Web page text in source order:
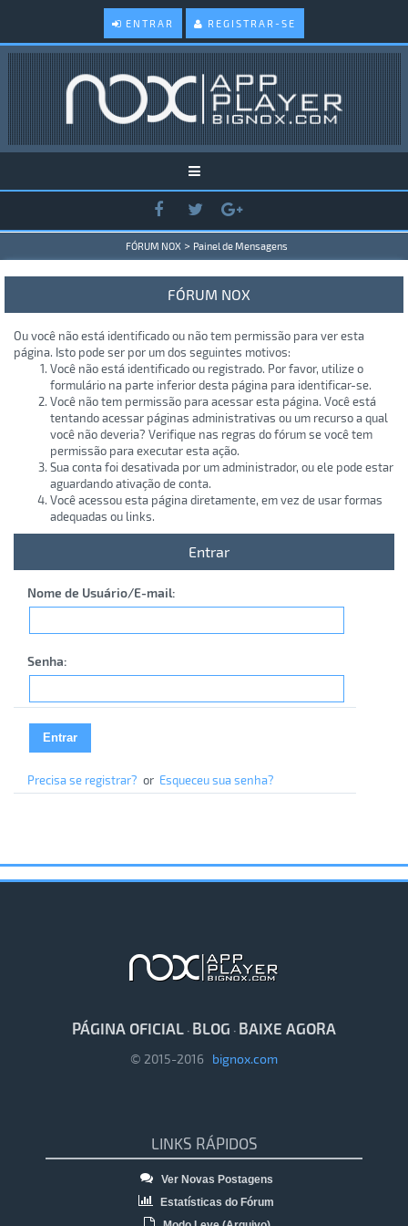
ENTRAR REGISTRAR-SE
FÓRUM NOX > Painel de Mensagens
FÓRUM NOX
Ou você não está identificado ou não tem permissão para ver esta
página. Isto pode ser por um dos seguintes motivos:
Você não está identificado ou registrado. Por favor, utilize o
formulário na parte inferior desta página para identificar-se.
Você não tem permissão para acessar esta página. Você está
tentando acessar páginas administrativas ou um recurso a qual
você não deveria? Verifique nas regras do fórum se você tem
permissão para executar esta ação.
Sua conta foi desativada por um administrador, ou ele pode estar
aguardando ativação de conta.
Você acessou esta página diretamente, em vez de usar formas
adequadas ou links.
Entrar
Nome de Usuário/E-mail:
Senha:
Precisa se registrar? or Esqueceu sua senha?
PÁGINA OFICIAL · BLOG · BAIXE AGORA
© 2015-2016 bignox.com
LINKS RÁPIDOS
Ver Novas Postagens
Estatísticas do Fórum